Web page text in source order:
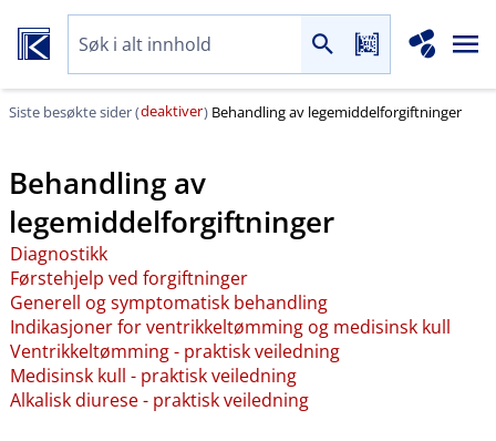
Siste besøkte sider (deaktiver) Behandling av legemiddelforgiftninger
Behandling av
legemiddelforgiftninger
Diagnostikk
Førstehjelp ved forgiftninger
Generell og symptomatisk behandling
Indikasjoner for ventrikkeltømming og medisinsk kull
Ventrikkeltømming - praktisk veiledning
Medisinsk kull - praktisk veiledning
Alkalisk diurese - praktisk veiledning